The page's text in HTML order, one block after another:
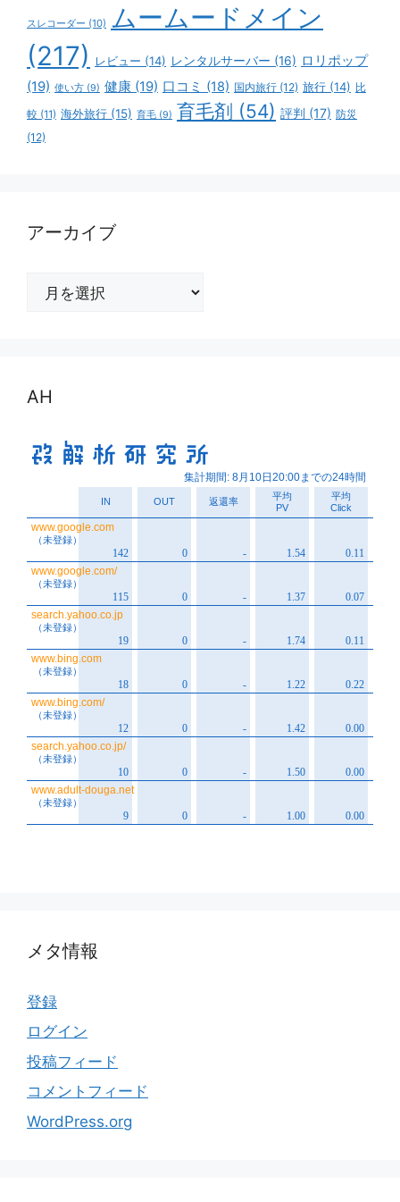
スレコーダー (10) ムームードメイン
(217)
レビュー (14) レンタルサーバー (16) ロリポップ
(19) 使い方 (9) 健康 (19) 口コミ (18) 国内旅行 (12) 旅行 (14) 比
較 (11) 海外旅行 (15) 育毛 (9) 育毛剤 (54) 評判 (17) 防災
(12)
アーカイブ
AH
メタ情報
登録
ログイン
投稿フィード
コメントフィード
WordPress.org